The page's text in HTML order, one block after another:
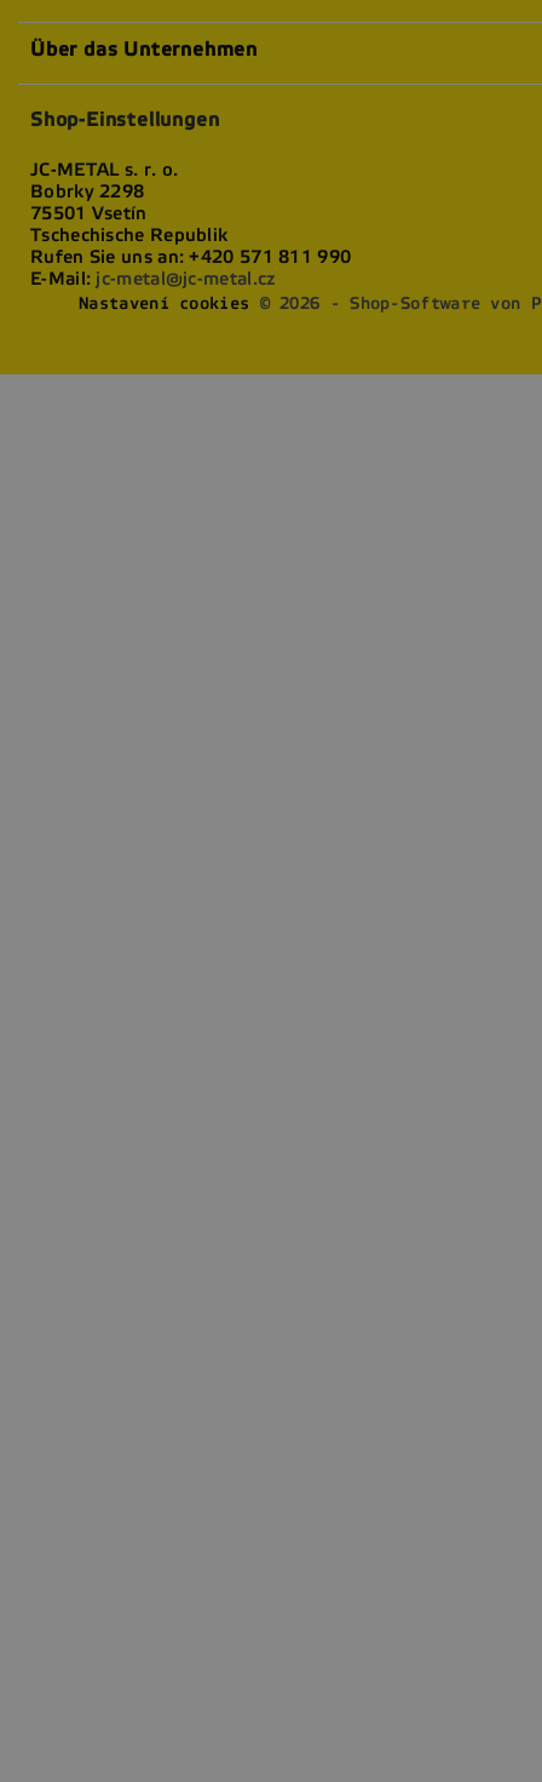
Über das Unternehmen
Shop-Einstellungen
JC-METAL s. r. o.
Bobrky 2298
75501 Vsetín
Tschechische Republik
Rufen Sie uns an:+420 571 811 990
E-Mail: jc-metal@jc-metal.cz
Nastavení cookies © 2026 - Shop-Software von